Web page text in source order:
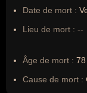
Date de mort :
Lieu de mort : --
Âge de mort :
Cause de mort :